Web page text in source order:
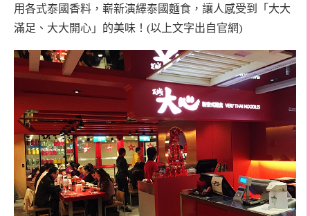
用各式泰國香料，嶄新演繹泰國麵食，讓人感受到「大大
滿足、大大開心」的美味！(以上文字出自官網)